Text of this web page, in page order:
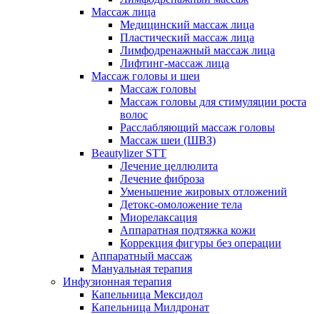
Массаж лица
Медицинский массаж лица
Пластический массаж лица
Лимфодренажный массаж лица
Лифтинг-массаж лица
Массаж головы и шеи
Массаж головы
Массаж головы для стимуляции роста
волос
Расслабляющий массаж головы
Массаж шеи (ШВЗ)
Beautylizer STT
Лечение целлюлита
Лечение фиброза
Уменьшение жировых отложений
Детокс-омоложение тела
Миорелаксация
Аппаратная подтяжка кожи
Коррекция фигуры без операции
Аппаратный массаж
Мануальная терапия
Инфузионная терапия
Капельница Мексидол
Капельница Милдронат